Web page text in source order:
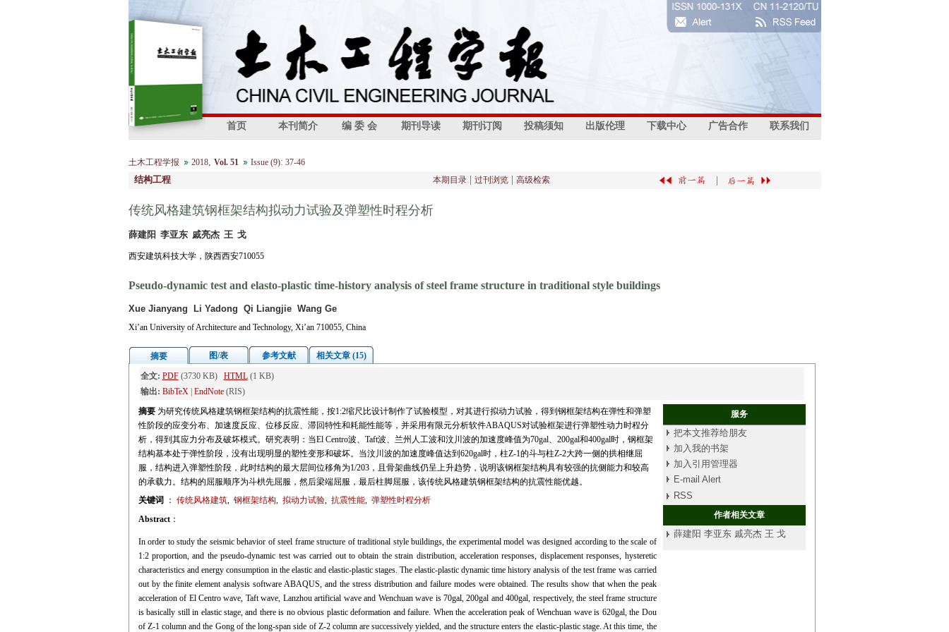
首页 本刊简介 编 委 会 期刊导读 期刊订阅 投稿须知 出版伦理 下载中心 广告合作 联系我们
土木工程学报 2018, Vol. 51 Issue (9): 37-46
结构工程 本期目录 过刊浏览 高级检索
传统风格建筑钢框架结构拟动力试验及弹塑性时程分析
薛建阳 李亚东 戚亮杰 王 戈
西安建筑科技大学，陕西西安710055
Pseudo-dynamic test and elasto-plastic time-history analysis of steel frame structure in traditional style buildings
Xue Jianyang Li Yadong Qi Liangjie Wang Ge
Xi’an University of Architecture and Technology, Xi’an 710055, China
摘要 图/表 参考文献 相关文章 (15)
全文: PDF(3730 KB) HTML(1 KB)
输出: BibTeX| EndNote(RIS)
摘要 为研究传统风格建筑钢框架结构的抗震性能，按1:2缩尺比设计制作了试验模型，对其进行拟动力试验，得到钢框架结构在弹性和弹塑
性阶段的应变分布、加速度反应、位移反应、滞回特性和耗能性能等，并采用有限元分析软件ABAQUS对试验框架进行弹塑性动力时程分
析，得到其应力分布及破坏模式。研究表明：当El Centro波、Taft波、兰州人工波和汶川波的加速度峰值为70gal、200gal和400gal时，钢框架
结构基本处于弹性阶段，没有出现明显的塑性变形和破坏。当汶川波的加速度峰值达到620gal时，柱Z-1的斗与柱Z-2大跨一侧的拱相继屈
服，结构进入弹塑性阶段，此时结构的最大层间位移角为1/203，且骨架曲线仍呈上升趋势，说明该钢框架结构具有较强的抗侧能力和较高
的承载力。结构的屈服顺序为斗栱先屈服，然后梁端屈服，最后柱脚屈服，该传统风格建筑钢框架结构的抗震性能优越。
服务
把本文推荐给朋友
加入我的书架
加入引用管理器
E-mail Alert
RSS
作者相关文章
薛建阳 李亚东 戚亮杰 王 戈
关键词 ： 传统风格建筑, 钢框架结构, 拟动力试验, 抗震性能, 弹塑性时程分析
Abstract：
In order to study the seismic behavior of steel frame structure of traditional style buildings, the experimental model was designed according to the scale of
1:2 proportion, and the pseudo-dynamic test was carried out to obtain the strain distribution, acceleration responses, displacement responses, hysteretic
characteristics and energy consumption in the elastic and elastic-plastic stages. The elastic-plastic dynamic time history analysis of the test frame was carried
out by the finite element analysis software ABAQUS, and the stress distribution and failure modes were obtained. The results show that when the peak
acceleration of El Centro wave, Taft wave, Lanzhou artificial wave and Wenchuan wave is 70gal, 200gal and 400gal, respectively, the steel frame structure
is basically still in elastic stage, and there is no obvious plastic deformation and failure. When the acceleration peak of Wenchuan wave is 620gal, the Dou
of Z-1 column and the Gong of the long-span side of Z-2 column are successively yielded, and the structure enters the elastic-plastic stage. At this time, the